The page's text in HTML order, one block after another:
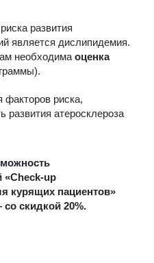
развития
является дислипидемия.
необходима оценка
ы).
факторов риска,
развития атеросклероза
«Check-up
курящих пациентов»
скидкой 20%.